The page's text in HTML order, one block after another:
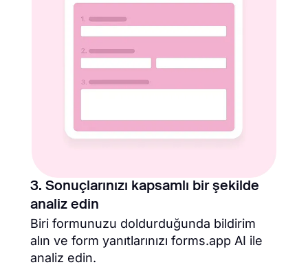
3. Sonuçlarınızı kapsamlı bir şekilde
analiz edin
Biri formunuzu doldurduğunda bildirim
alın ve form yanıtlarınızı forms.app AI ile
analiz edin.